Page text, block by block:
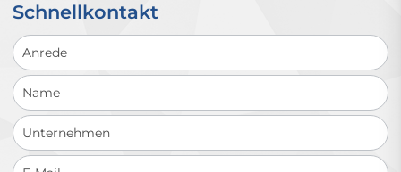
Schnellkontakt
Schnellkontakt